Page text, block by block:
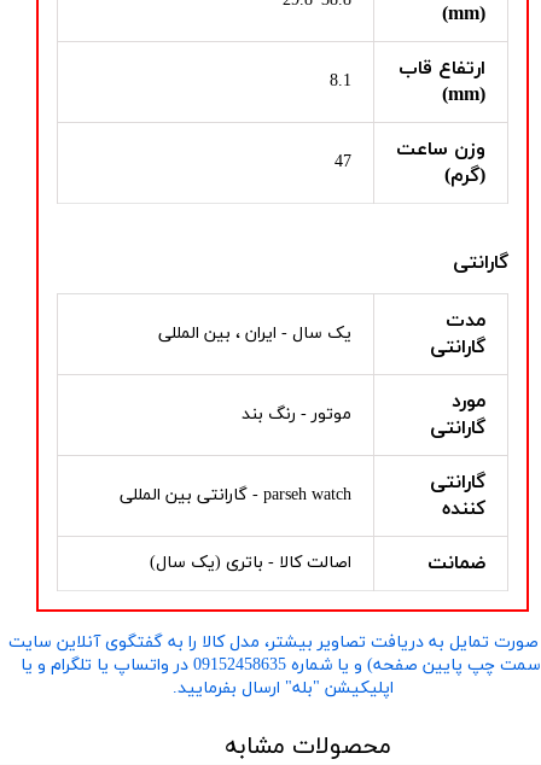
(mm)
ارتفاع قاب
(mm)
8.1
وزن ساعت
(گرم)
47
گارانتی
مدت
گارانتی
یک سال - ایران ، بین المللی
مورد
گارانتی
موتور - رنگ بند
گارانتی
کننده
parseh watch - گارانتی بین المللی
ضمانت اصالت کالا - باتری (یک سال)
تمایل به دریافت تصاویر بیشتر، مدل کالا را به گفتگوی آنلاین سایت
​​​​​​​(سمت چپ پایین صفحه) و یا شماره 09152458635 در واتساپ یا تلگرام و یا
اپلیکیشن "بله" ارسال بفرمایید.
محصولات مشابه